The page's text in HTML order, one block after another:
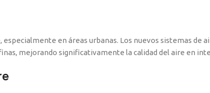
en áreas urbanas. Los nuevos sistemas de
mejorando significativamente la calidad del aire en